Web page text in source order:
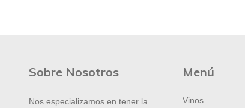
Sobre Nosotros
Nos especializamos en tener la
Menú
Vinos